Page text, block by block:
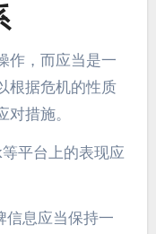
作，而应当是一
根据危机的性质
措施。
平台上的表现应
信息应当保持一